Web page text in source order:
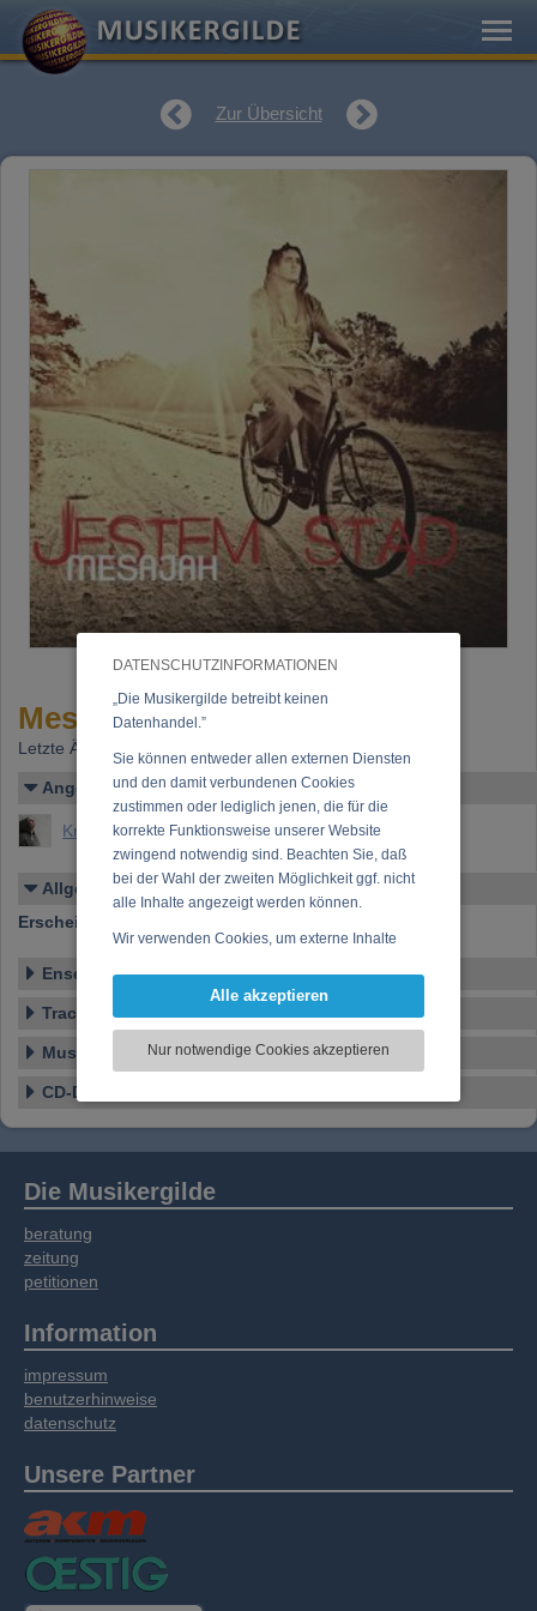
DATENSCHUTZINFORMATIONEN
„Die Musikergilde betreibt keinen
Datenhandel.”
Sie können entweder allen externen Diensten
und den damit verbundenen Cookies
zustimmen oder lediglich jenen, die für die
korrekte Funktionsweise unserer Website
zwingend notwendig sind. Beachten Sie, daß
bei der Wahl der zweiten Möglichkeit ggf. nicht
alle Inhalte angezeigt werden können.
Wir verwenden Cookies, um externe Inhalte
Funktionen für soziale Medien anbieten zu
zu analysieren. Dabei werden ggf.
Informationen zu Ihrer Verwendung unserer
soziale Medien, Werbung und Analysen
weitergegeben. Unsere Partner führen diese
Informationen möglicherweise mit weiteren
Daten zusammen, die Sie bereitgestellt haben
oder die sie im Rahmen Ihrer Nutzung der
Alle akzeptieren
Nur notwendige Cookies akzeptieren
Zur Übersicht
Mesajah - "Jestem Stad"
Letzte Änderung: 18.12.2015
Angelegt von
Knoll, Johannes Maria
Allgemeines
Erscheinen bei:
Ensemble
Tracklist
Musikstil
CD-Details
Die Musikergilde
beratung
zeitung
petitionen
Information
impressum
benutzerhinweise
datenschutz
Unsere Partner